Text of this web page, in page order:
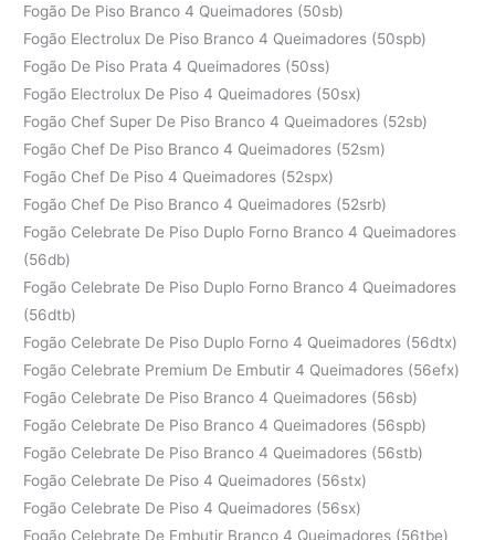
Fogão De Piso Branco 4 Queimadores (50sb)
Fogão Electrolux De Piso Branco 4 Queimadores (50spb)
Fogão De Piso Prata 4 Queimadores (50ss)
Fogão Electrolux De Piso 4 Queimadores (50sx)
Fogão Chef Super De Piso Branco 4 Queimadores (52sb)
Fogão Chef De Piso Branco 4 Queimadores (52sm)
Fogão Chef De Piso 4 Queimadores (52spx)
Fogão Chef De Piso Branco 4 Queimadores (52srb)
Fogão Celebrate De Piso Duplo Forno Branco 4 Queimadores
(56db)
Fogão Celebrate De Piso Duplo Forno Branco 4 Queimadores
(56dtb)
Fogão Celebrate De Piso Duplo Forno 4 Queimadores (56dtx)
Fogão Celebrate Premium De Embutir 4 Queimadores (56efx)
Fogão Celebrate De Piso Branco 4 Queimadores (56sb)
Fogão Celebrate De Piso Branco 4 Queimadores (56spb)
Fogão Celebrate De Piso Branco 4 Queimadores (56stb)
Fogão Celebrate De Piso 4 Queimadores (56stx)
Fogão Celebrate De Piso 4 Queimadores (56sx)
Fogão Celebrate De Embutir Branco 4 Queimadores (56tbe)